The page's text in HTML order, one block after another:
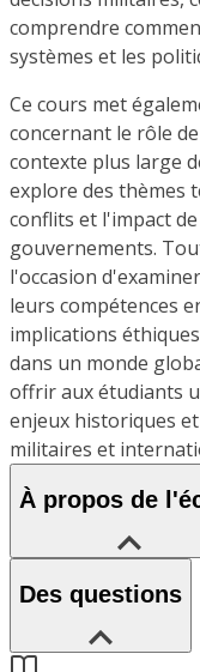
comprendre
systèmes et les
Ce cours met
concernant le rôle
contexte plus large
explore des thèmes
conflits et l'impact
gouvernements.
l'occasion
leurs compétences
implications
dans un monde
offrir aux étudiants
enjeux historiques
militaires et
À propos de
Des questions